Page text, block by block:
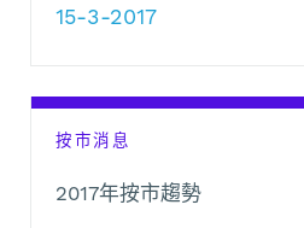
15-3-2017
按市消息
2017年按市趨勢